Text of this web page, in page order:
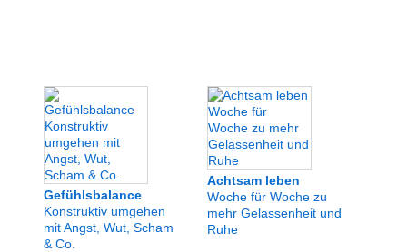
Gefühlsbalance
Konstruktiv umgehen
mit Angst, Wut, Scham
& Co.
Achtsam leben
Woche für Woche zu
mehr Gelassenheit und
Ruhe